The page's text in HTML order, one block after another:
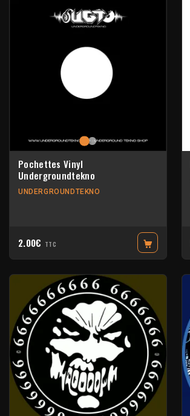
Pochettes Vinyl
Undergroundtekno
UNDERGROUNDTEKNO
2.00€ TTC